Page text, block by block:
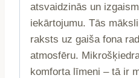
atsvaidzinās un
iekārtojumu. Tās
raksts uz gaiša fona
atmosfēru.
komforta līmeni – tā ir